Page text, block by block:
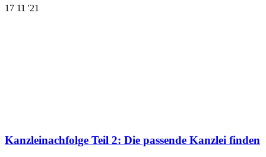
17 11 '21
Kanzleinachfolge Teil 2: Die passende Kanzlei finden